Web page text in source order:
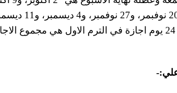
المدارس علي 24 يوم اجازة في الترم الاول هي